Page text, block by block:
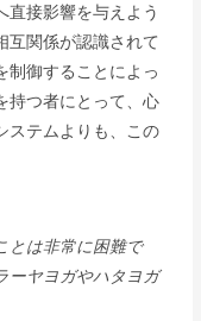
直接影響を与えよう
互関係が認識されて
制御することによっ
持つ者にとって、心
ステムよりも、この
とは非常に困難で
ーヤヨガやハタヨガ